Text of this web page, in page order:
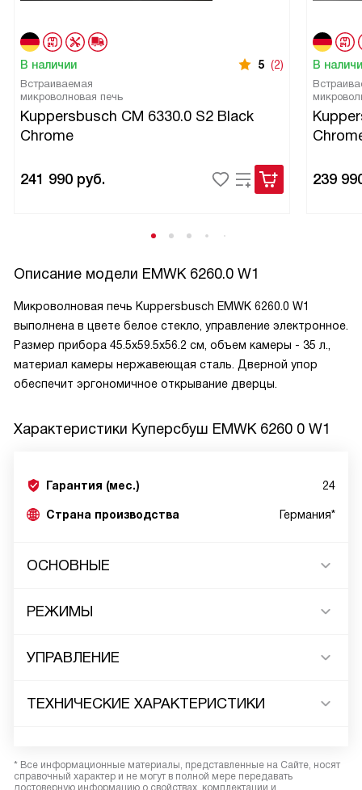
В наличии 5 (2)
Встраиваемая
микроволновая печь
Kuppersbusch CM 6330.0 S2 Black
Chrome
241 990 руб.
В
239
Описание модели EMWK 6260.0 W1
Микроволновая печь Kuppersbusch EMWK 6260.0 W1
выполнена в цвете белое стекло, управление электронное.
Размер прибора 45.5х59.5х56.2 см, объем камеры - 35 л.,
материал камеры нержавеющая сталь. Дверной упор
обеспечит эргономичное открывание дверцы.
Характеристики Куперсбуш EMWK 6260 0 W1
Гарантия (мес.) 24
Страна производства Германия*
ОСНОВНЫЕ
РЕЖИМЫ
УПРАВЛЕНИЕ
ТЕХНИЧЕСКИЕ ХАРАКТЕРИСТИКИ
* Все информационные материалы, представленные на Сайте, носят
справочный характер и не могут в полной мере передавать